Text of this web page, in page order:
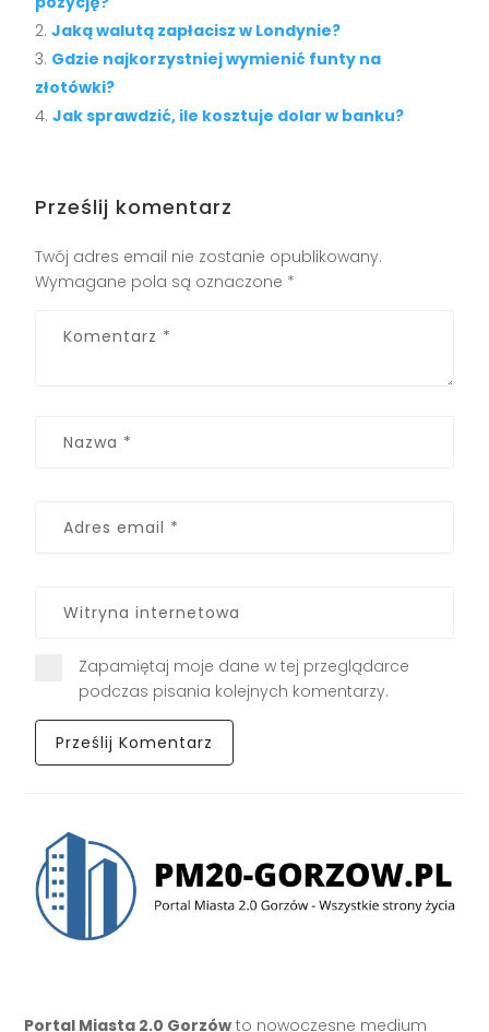
Jaką walutą zapłacisz w Londynie?
Gdzie najkorzystniej wymienić funty na
złotówki?
Jak sprawdzić, ile kosztuje dolar w banku?
Prześlij komentarz
Twój adres email nie zostanie opublikowany.
Wymagane pola są oznaczone *
Zapamiętaj moje dane w tej przeglądarce
podczas pisania kolejnych komentarzy.
Portal Miasta 2.0 Gorzów to nowoczesne medium